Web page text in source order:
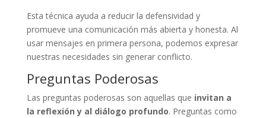
Esta técnica ayuda a reducir la defensividad y
promueve una comunicación más abierta y honesta. Al
usar mensajes en primera persona, podemos expresar
nuestras necesidades sin generar conflicto.
Preguntas Poderosas
Las preguntas poderosas son aquellas que invitan a
la reflexión y al diálogo profundo. Preguntas como